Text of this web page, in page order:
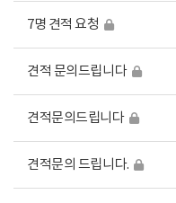
7명 견적 요청
견적 문의드립니다
견적문의드립니다
견적문의 드립니다.